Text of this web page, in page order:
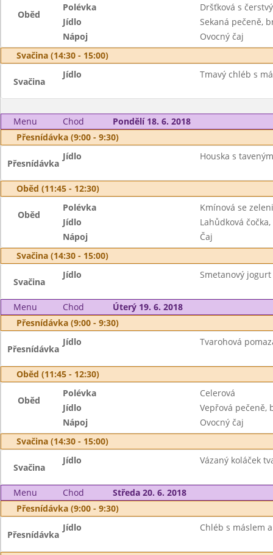
Oběd
Polévka
Dršťková s
Jídlo
Sekaná pečeně,
Nápoj
Ovocný čaj
Svačina (14:30 - 15:00)
Svačina
Jídlo Tmavý chléb s
Menu Chod
Pondělí 18. 6. 2018
Přesnídávka (9:00 - 9:30)
Přesnídávka
Jídlo Houska s
Oběd (11:45 - 12:30)
Oběd
Polévka
Kmínová se
Jídlo
Lahůdková
Nápoj
Čaj
Svačina (14:30 - 15:00)
Svačina
Jídlo Smetanový
Menu Chod
Úterý 19. 6. 2018
Přesnídávka (9:00 - 9:30)
Přesnídávka
Jídlo Tvarohová
Oběd (11:45 - 12:30)
Oběd
Polévka
Celerová
Jídlo
Vepřová pečeně,
Nápoj
Ovocný čaj
Svačina (14:30 - 15:00)
Svačina
Jídlo Vázaný koláček
Menu Chod
Středa 20. 6. 2018
Přesnídávka (9:00 - 9:30)
Přesnídávka
Jídlo Chléb s máslem